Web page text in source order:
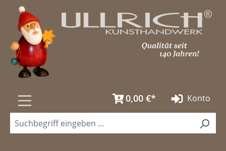
Zum Hauptinhalt springen
0,00 €* Konto